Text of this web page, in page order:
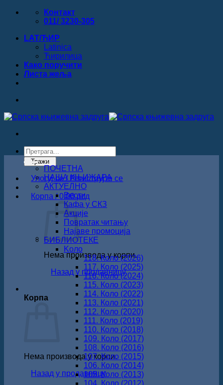
Прескочи
Контакт
011/ 3230-305
LAT/ЋИР
Latinica
Ћирилица
Како поручити
Листa жеља
Products
search
Тражи
Улогуј се / Региструјте се
Корпа /0.00рсд
Нема производа у корпи.
Назад у продавницу
Корпа
Нема производа у корпи.
Назад у продавницу
ПОЧЕТНА
НАША КЊИЖАРА
АКТУЕЛНО
Вести
Кафа у СКЗ
Акције
Повратак читању
Најаве промоција
БИБЛИОТЕКЕ
Koло
118. Коло (2026)
117. Коло (2025)
116. Коло (2024)
115. Коло (2023)
114. Коло (2022)
113. Коло (2021)
112. Коло (2020)
111. Коло (2019)
110. Коло (2018)
109. Коло (2017)
108. Коло (2016)
107. Коло (2015)
106. Коло (2014)
105. Коло (2013)
104. Коло (2012)